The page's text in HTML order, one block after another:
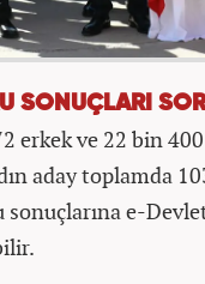
SONUÇLARI
erkek ve 22 bin 400
aday toplamda
sonuçlarına e-